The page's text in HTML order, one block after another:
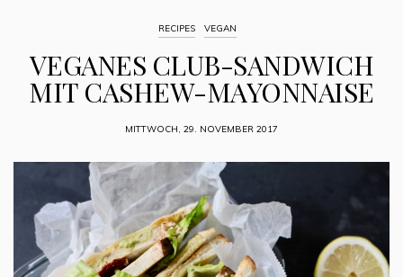
RECIPES VEGAN
VEGANES CLUB-SANDWICH
MIT CASHEW-MAYONNAISE
MITTWOCH, 29. NOVEMBER 2017